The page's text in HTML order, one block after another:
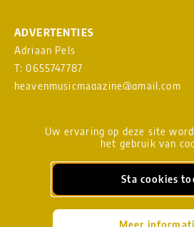
Uw ervaring op deze site
het gebruik van
Sta cookies
Meer
ADVERTENTIES
Adriaan Pels
T: 0655747787
heavenmusicmagazine@gmail.com
BLADMANAGEMENT
heavenmusicmagazine@gmail.com